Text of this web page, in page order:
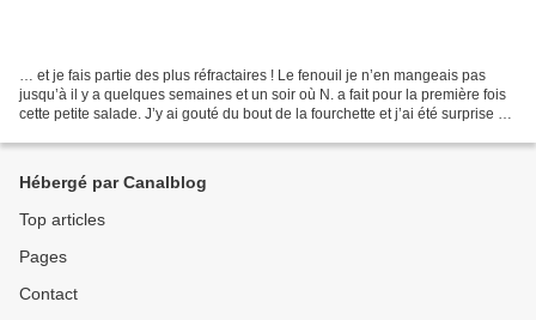
… et je fais partie des plus réfractaires ! Le fenouil je n’en mangeais pas
jusqu’à il y a quelques semaines et un soir où N. a fait pour la première fois
cette petite salade. J’y ai gouté du bout de la fourchette et j’ai été surprise et
Hébergé par Canalblog
Top articles
Pages
Contact